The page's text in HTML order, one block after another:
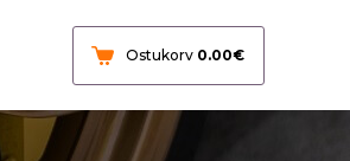
Ostukorv 0.00€